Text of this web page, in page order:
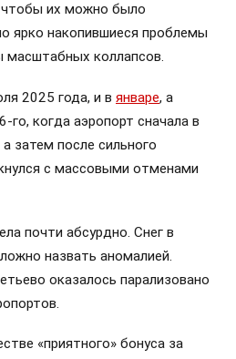
их можно было
ярко накопившиеся проблемы
масштабных коллапсов.
2025 года, и в январе, а
го, когда аэропорт сначала в
затем после сильного
с массовыми отменами
почти абсурдно. Снег в
назвать аномалией.
оказалось парализовано
«приятного» бонуса за